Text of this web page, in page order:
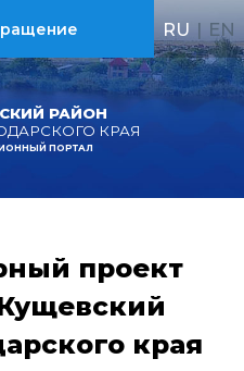
РАЙОН
КРАЯ
ПОРТАЛ
RU | EN
проект
края